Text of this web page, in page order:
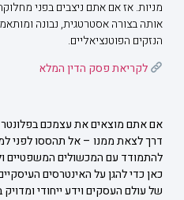
מניות. אז אם אתם ניצבים בפני
אותה בצורה אסטרטגית, נבונה
הנזקים הפוטנציאליים.
לקריאת פסק הדין המלא
אם אתם מוצאים את עצמכם
דרך לצאת ממנו – אל תהססו לפני
להתמודד עם המכשולים המשפטיים
כאן כדי להגן על האינטרסים
של עולם העסקים וידע ייחודי